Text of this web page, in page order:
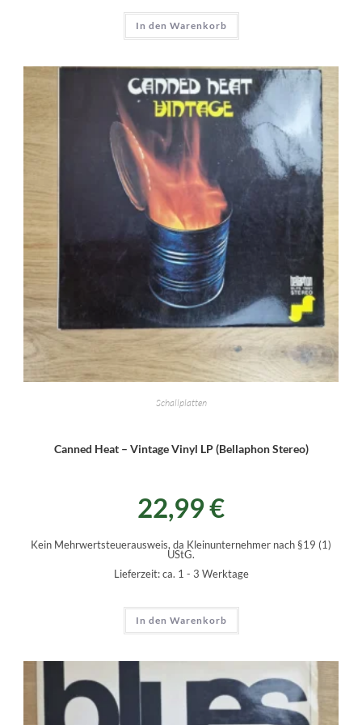
In den Warenkorb
Schallplatten
Canned Heat – Vintage Vinyl LP (Bellaphon Stereo)
22,99€
Kein Mehrwertsteuerausweis, da Kleinunternehmer nach §19 (1)
UStG.
Lieferzeit: ca. 1 - 3 Werktage
In den Warenkorb